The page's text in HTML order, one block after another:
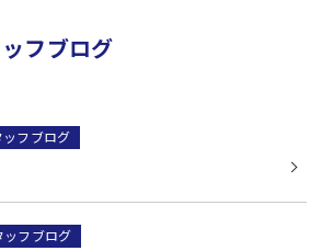
フブログ
ッフブログ
ッフブログ